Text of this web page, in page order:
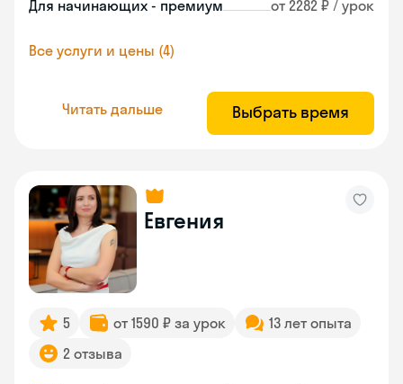
Для начинающих - премиум от 2282 ₽ / урок
Все услуги и цены (4)
Читать дальше Выбрать время
Евгения
5 от 1590 ₽ за урок
13 лет опыта
2 отзыва